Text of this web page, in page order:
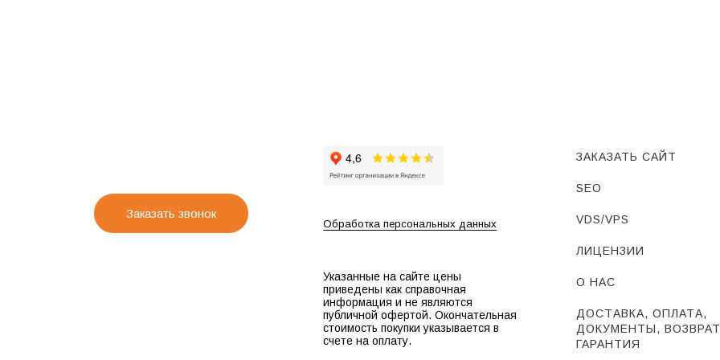
Заказать звонок
Обработка персональных данных
Указанные на сайте цены
приведены как справочная
информация и не являются
публичной офертой. Окончательная
стоимость покупки указывается в
счете на оплату.
ЗАКАЗАТЬ САЙТ
SEO
VDS/VPS
ЛИЦЕНЗИИ
О НАС
ДОСТАВКА, ОПЛАТА,
ДОКУМЕНТЫ,
ГАРАНТИЯ